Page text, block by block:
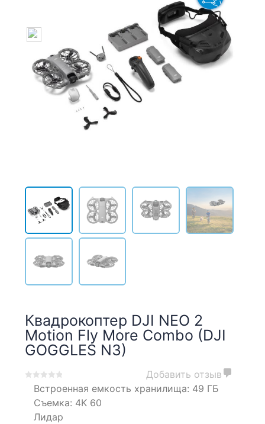
Квадрокоптер DJI NEO 2
Motion Fly More Combo (DJI
GOGGLES N3)
based
Добавить отзыв
Встроенная емкость хранилища: 49 ГБ
Cъемка: 4K 60
Лидар